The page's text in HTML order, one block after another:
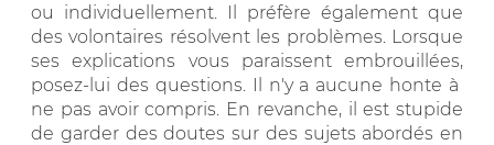
ou individuellement. Il préfère également que
des volontaires résolvent les problèmes. Lorsque
ses explications vous paraissent embrouillées,
posez-lui des questions. Il n'y a aucune honte à
ne pas avoir compris. En revanche, il est stupide
de garder des doutes sur des sujets abordés en